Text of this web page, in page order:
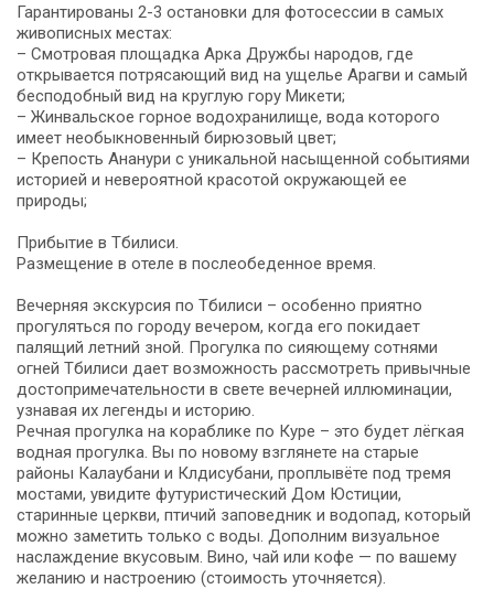
Гарантированы 2-3 остановки для фотосессии в самых
живописных местах:
– Смотровая площадка Арка Дружбы народов, где
открывается потрясающий вид на ущелье Арагви и самый
бесподобный вид на круглую гору Микети;
– Жинвальское горное водохранилище, вода которого
имеет необыкновенный бирюзовый цвет;
– Крепость Ананури с уникальной насыщенной событиями
историей и невероятной красотой окружающей ее
природы;
Прибытие в Тбилиси.
Размещение в отеле в послеобеденное время.
Вечерняя экскурсия по Тбилиси – особенно приятно
прогуляться по городу вечером, когда его покидает
палящий летний зной. Прогулка по сияющему сотнями
огней Тбилиси дает возможность рассмотреть привычные
достопримечательности в свете вечерней иллюминации,
узнавая их легенды и историю.
Речная прогулка на кораблике по Куре – это будет лёгкая
водная прогулка. Вы по новому взглянете на старые
районы Калаубани и Клдисубани, проплывёте под тремя
мостами, увидите футуристический Дом Юстиции,
старинные церкви, птичий заповедник и водопад, который
можно заметить только с воды. Дополним визуальное
наслаждение вкусовым. Вино, чай или кофе — по вашему
желанию и настроению (стоимость уточняется).